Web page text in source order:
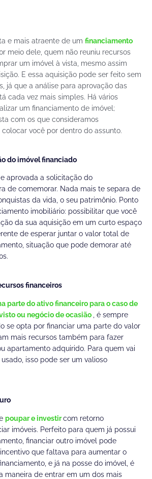
e mais atraente de um financiamento
meio dele, quem não reuniu recursos
um imóvel à vista, mesmo assim
E essa aquisição pode ser feito sem
já que a análise para aprovação das
cada vez mais simples. Há vários
um financiamento de imóvel;
com os que consideramos
colocar você por dentro do assunto.
do imóvel financiado
aprovada a solicitação do
de comemorar. Nada mais te separa de
da vida, o seu patrimônio. Ponto
imobiliário: possibilitar que você
da sua aquisição em um curto espaço
de esperar juntar o valor total de
situação que pode demorar até
financeiros
parte do ativo financeiro para o caso de
ou negócio de ocasião
, é sempre
se opta por financiar uma parte do valor
mais recursos também para fazer
apartamento adquirido. Para quem vai
isso pode ser um valioso
poupar e investircom retorno
imóveis. Perfeito para quem já possui
financiar outro imóvel pode
que faltava para aumentar o
e já na posse do imóvel, é
maneira de entrar em um dos mais